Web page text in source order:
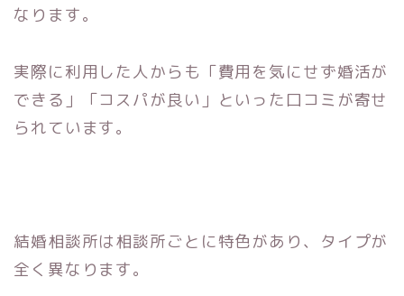
なります。
実際に利用した人からも「費用を気にせず婚活が
できる」「コスパが良い」といった口コミが寄せ
られています。
結婚相談所は相談所ごとに特色があり、タイプが
全く異なります。